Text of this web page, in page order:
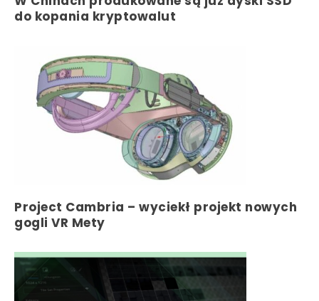
do kopania kryptowalut
Project Cambria – wyciekł projekt nowych
gogli VR Mety